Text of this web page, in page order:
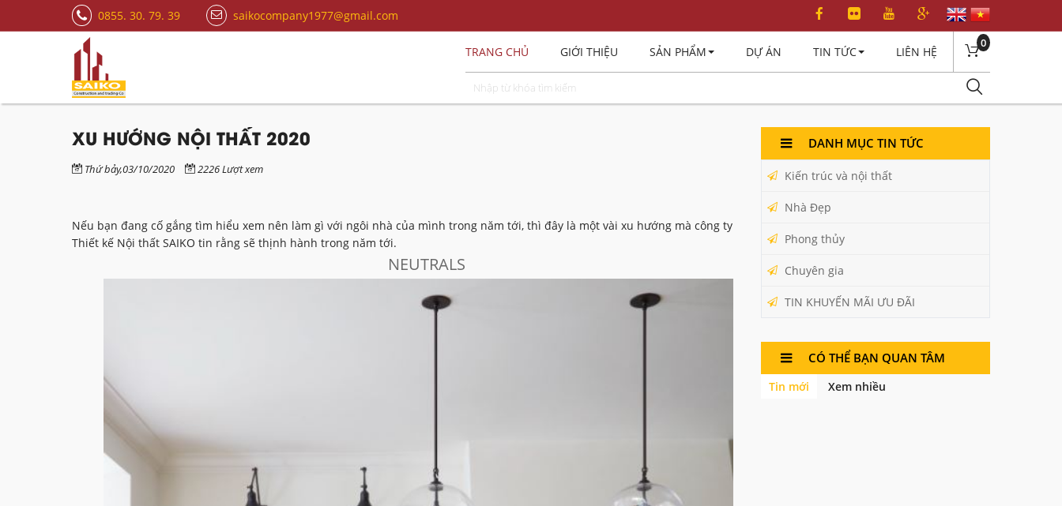
0855. 30. 79. 39 saikocompany1977@gmail.com
TRANG CHỦ GIỚI THIỆU SẢN PHẨM DỰ ÁN TIN TỨC LIÊN HỆ
0
XU HƯỚNG NỘI THẤT 2020
Thứ bảy,03/10/2020 2226 Lượt xem
Nếu bạn đang cố gắng tìm hiểu xem nên làm gì với ngôi nhà của mình trong năm tới, thì đây là một vài xu hướng mà công ty
Thiết kế Nội thất SAIKO tin rằng sẽ thịnh hành trong năm tới.
NEUTRALS
DANH MỤC TIN TỨC
Kiến trúc và nội thất
Nhà Đẹp
Phong thủy
Chuyên gia
TIN KHUYẾN MÃI ƯU ĐÃI
CÓ THỂ BẠN QUAN TÂM
Tin mới Xem nhiều